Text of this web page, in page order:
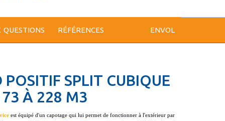
QUESTIONS RÉFÉRENCES ENVOL
POSITIF SPLIT CUBIQUE
À 228 M3
est équipé d'un capotage qui lui permet de fonctionner à l'extérieur par